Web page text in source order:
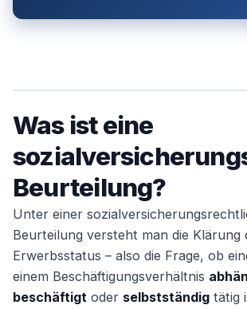
Was ist eine
Beurteilung?
Unter einer
Beurteilung versteht man die Klärung
Erwerbsstatus – also die Frage, ob
einem Beschäftigungsverhältnis
beschäftigt oder selbstständig tätig